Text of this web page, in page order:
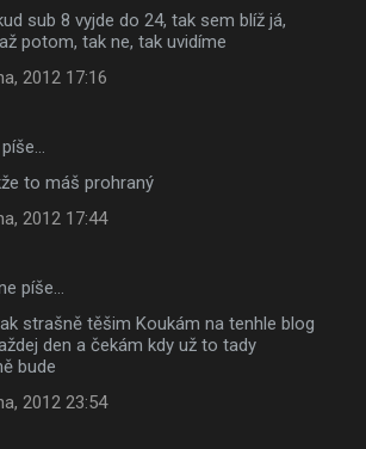
sub 8 vyjde do 24, tak sem blíž já,
potom, tak ne, tak uvidíme
2012 17:16
to máš prohraný
2012 17:44
píše…
strašně těšim Koukám na tenhle blog
den a čekám kdy už to tady
bude
2012 23:54